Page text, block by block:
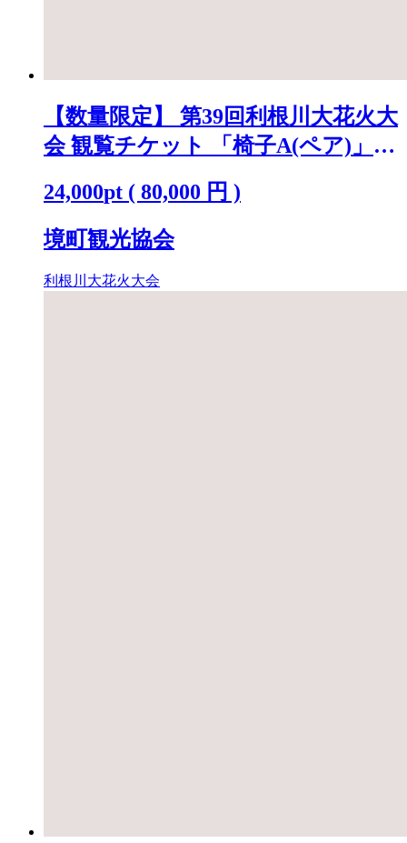
【数量限定】 第39回利根川大花火大
会 観覧チケット 「椅子A(ペア)」
24,000pt ( 80,000 円 )
境町観光協会
利根川大花火大会